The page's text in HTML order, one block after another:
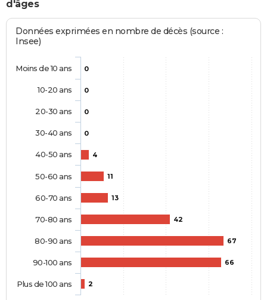
d'âges
Données exprimées en nombre de décès (source :
Insee)
0
0
0
0
4
11
13
42
67
66
2
Moins de 10 ans
10-20 ans
20-30 ans
30-40 ans
40-50 ans
50-60 ans
60-70 ans
70-80 ans
80-90 ans
90-100 ans
Plus de 100 ans